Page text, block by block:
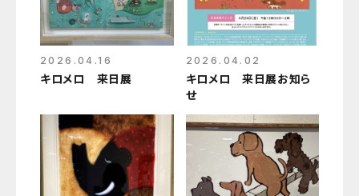
2026.04.16
キロメロ 来日展
2026.04.02
キロメロ 来日展お知ら
せ